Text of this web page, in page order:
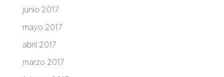
junio 2017
mayo 2017
abril 2017
marzo 2017